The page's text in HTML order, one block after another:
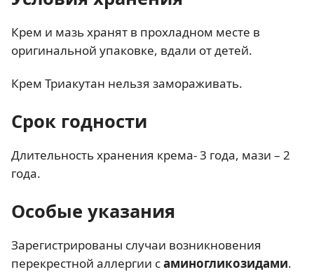
Крем и мазь хранят в прохладном месте в
оригинальной упаковке, вдали от детей.
Крем Триакутан нельзя замораживать.
Срок годности
Длительность хранения крема- 3 года, мази – 2
года.
Особые указания
Зарегистрированы случаи возникновения
перекрестной аллергии саминогликозидами.